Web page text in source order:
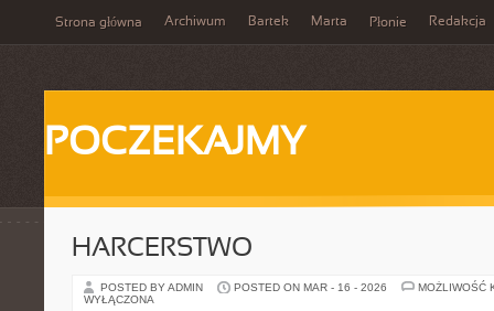
Strona główna Archiwum Bartek Marta Płonie Redakcja
POCZEKAJMY
HARCERSTWO
POSTED BY ADMIN POSTED ON MAR - 16 - 2026
MOŻLIWOŚĆ
WYŁĄCZONA